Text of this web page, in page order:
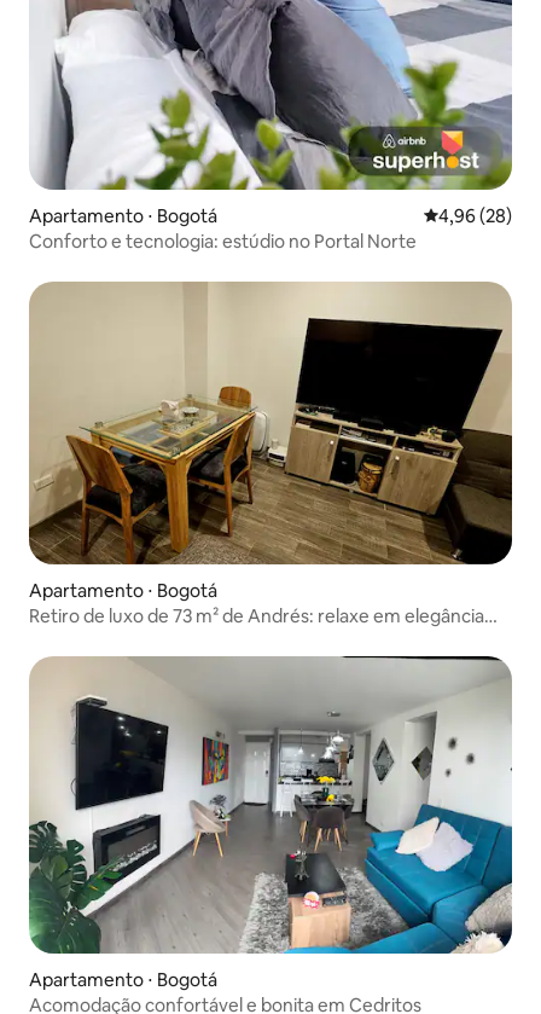
Apartamento ⋅ Bogotá 4,96 de uma
4,96 (28)
Conforto e tecnologia: estúdio no Portal Norte
Apartamento ⋅ Bogotá
Retiro de luxo de 73 m² de Andrés: relaxe em elegância
Apartamento ⋅ Bogotá
Acomodação confortável e bonita em Cedritos